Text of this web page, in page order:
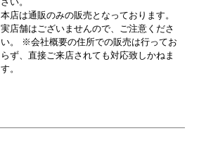
本店は通販のみの販売となっております。
実店舗はございませんので、ご注意くださ
い。 ※会社概要の住所での販売は行ってお
らず、直接ご来店されても対応致しかねま
す。